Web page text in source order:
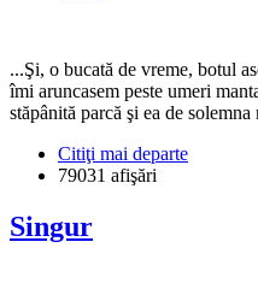
...Şi, o bucată de vreme, botul
îmi aruncasem peste umeri
stăpânită parcă şi ea de
Citiţi mai departe
79031 afişări
Singur